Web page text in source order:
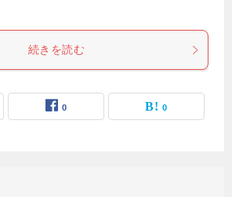
続きを読む
0 0